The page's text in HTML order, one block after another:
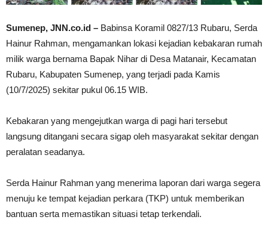
Sumenep, JNN.co.id – Babinsa Koramil 0827/13 Rubaru, Serda
Hainur Rahman, mengamankan lokasi kejadian kebakaran rumah
milik warga bernama Bapak Nihar di Desa Matanair, Kecamatan
Rubaru, Kabupaten Sumenep, yang terjadi pada Kamis
(10/7/2025) sekitar pukul 06.15 WIB.
Kebakaran yang mengejutkan warga di pagi hari tersebut
langsung ditangani secara sigap oleh masyarakat sekitar dengan
peralatan seadanya.
Serda Hainur Rahman yang menerima laporan dari warga segera
menuju ke tempat kejadian perkara (TKP) untuk memberikan
bantuan serta memastikan situasi tetap terkendali.